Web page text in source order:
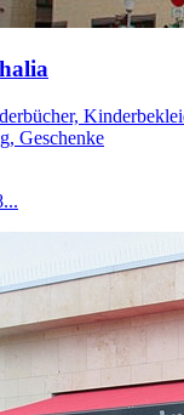
Geschenke